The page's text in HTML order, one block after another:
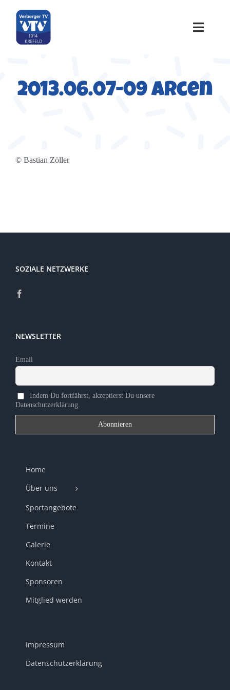
Inhalt
springen
Toggle
Über uns
Kontakt
2013.06.07-09 Arcen
© Bastian Zöller
SOZIALE NETZWERKE
NEWSLETTER
Email
Indem Du fortfährst, akzeptierst Du unsere
Datenschutzerklärung.
Home
Über uns
Sportangebote
Termine
Galerie
Kontakt
Sponsoren
Mitglied werden
Impressum
Datenschutzerklärung